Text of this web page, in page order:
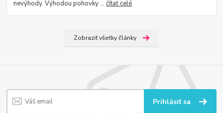
nevýhody. Výhodou pohovky ...čítať celé
Zobraziť všetky články
Prihlásiť sa